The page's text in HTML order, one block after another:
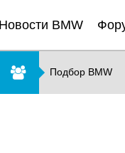
Новости BMW
Подбор BMW